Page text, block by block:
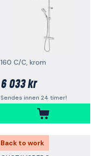
160 C/C, krom
6 033 kr
Sendes innen 24 timer!
Back to work